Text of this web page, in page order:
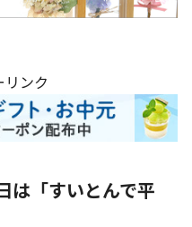
リンク
は「すいとんで平